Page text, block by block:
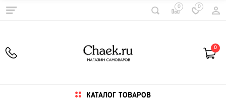
0 0
0
КАТАЛОГ ТОВАРОВ